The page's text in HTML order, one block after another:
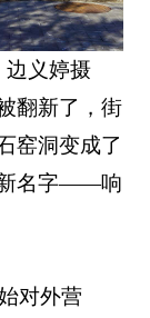
边义婷摄
翻新了，街
窑洞变成了
新名字——响
对外营